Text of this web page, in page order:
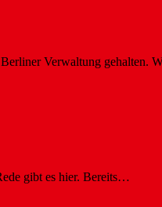
Verwaltung gehalten.
gibt es hier. Bereits…